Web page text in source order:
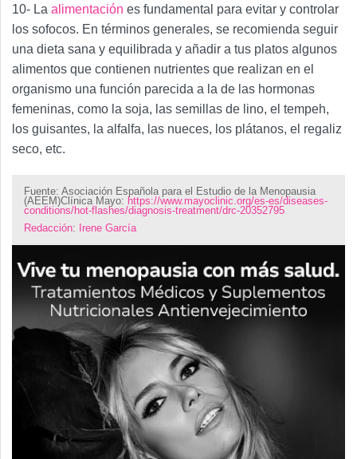
10- La alimentación es fundamental para evitar y controlar
los sofocos. En términos generales, se recomienda seguir
una dieta sana y equilibrada y añadir a tus platos algunos
alimentos que contienen nutrientes que realizan en el
organismo una función parecida a la de las hormonas
femeninas, como la soja, las semillas de lino, el tempeh,
los guisantes, la alfalfa, las nueces, los plátanos, el regaliz
seco, etc.
Fuente: Asociación Española para el Estudio de la Menopausia
(AEEM)Clínica Mayo: https://www.mayoclinic.org/es-es/diseases-
conditions/hot-flashes/diagnosis-treatment/drc-20352795
Redacción: Irene García